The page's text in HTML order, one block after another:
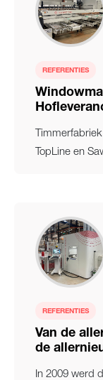
REFERENTIES
TopLine en
REFERENTIES
Van de
de
In 2009 werd